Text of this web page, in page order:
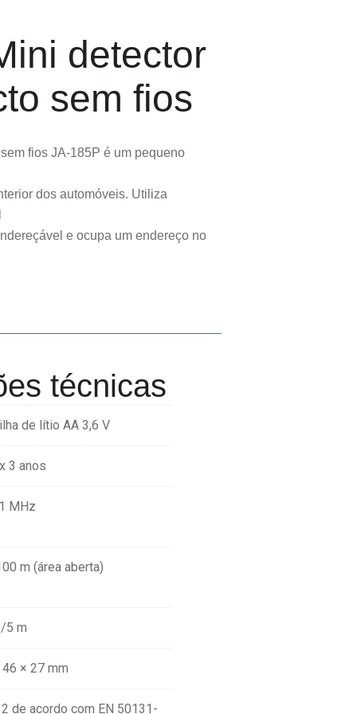
detector
sem fios
fios JA-185P é um pequeno
dos automóveis. Utiliza
e ocupa um endereço no
técnicas
de lítio AA 3,6 V
3 anos
MHz
m (área aberta)
5 m
× 27 mm
de acordo com EN 50131-